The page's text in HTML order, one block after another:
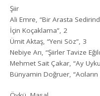
Şiir
Ali Emre, “Bir Arasta
İçin Koçaklama”, 2
Ümit Aktaş, “Yeni Söz”, 3
Nebiye Arı, “Şiirler Tavize
Mehmet Sait Çakar, “Ay
Bünyamin Doğruer,